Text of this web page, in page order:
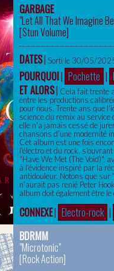
GARBAGE
"Let All That We Imagine
[Stun Volume]
DATES| Sorti le 30/05/
POURQUOI| Pochette |
ET ALORS| Cela fait trente
entre les productions
pour nous. Trente ans que
science du remix au
elle n'a jamais cessé de
chansons d’une modernité
Cet album est une fois
l'électro et du rock,
"Have We Met (The Void)",
à l’évidence inspiré par la
antidouleur. Notons que
n’aurait pas renié Peter
album doit également être
CONNEXE| Electro-rock |
BDRMM
"Microtonic"
[Rock Action]